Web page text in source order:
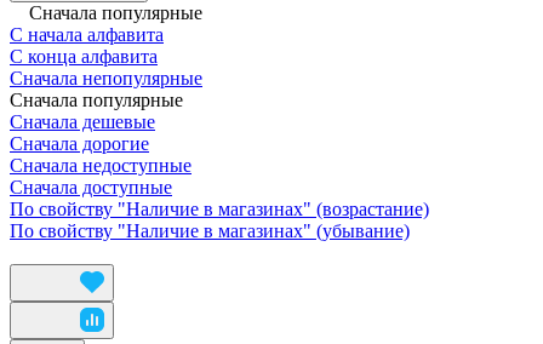
Сначала популярные
С начала алфавита
С конца алфавита
Сначала непопулярные
Сначала популярные
Сначала дешевые
Сначала дорогие
Сначала недоступные
Сначала доступные
По свойству "Наличие в магазинах" (возрастание)
По свойству "Наличие в магазинах" (убывание)